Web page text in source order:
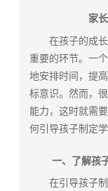
家
在孩子的成长
重要的环节。一
地安排时间，提
标意识。然而，
能力，这时就需
何引导孩子制定
一、了解孩子
在引导孩子制